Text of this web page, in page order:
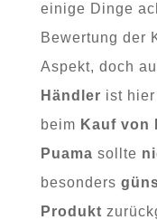
einige Dinge
Bewertung der
Aspekt, doch
Händler ist
beim Kauf von
Puama sollte
besonders
Produkt